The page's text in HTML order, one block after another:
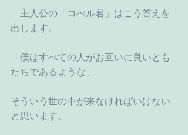
主人公の「コぺル君」はこう答えを
出します。
「僕はすべての人がお互いに良いとも
たちであるような、
そういう世の中が来なければいけない
と思います。